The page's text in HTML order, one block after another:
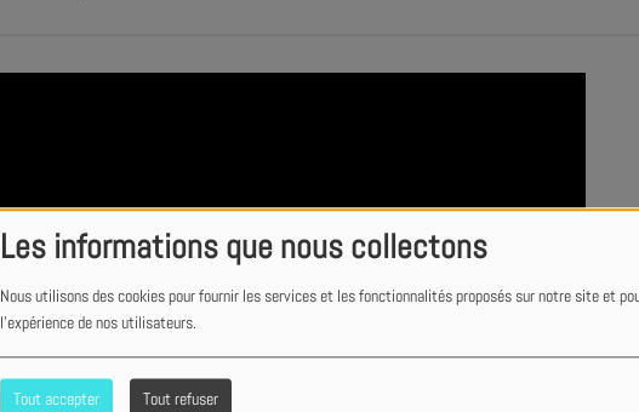
Les informations que nous collectons
Nous utilisons des cookies pour fournir les services et les fonctionnalités proposés sur notre site et
l'expérience de nos utilisateurs.
Tout accepter Tout refuser